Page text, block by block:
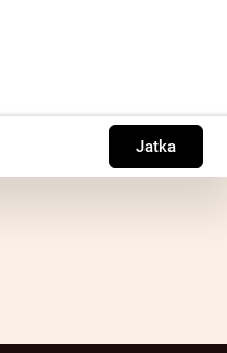
Jatka